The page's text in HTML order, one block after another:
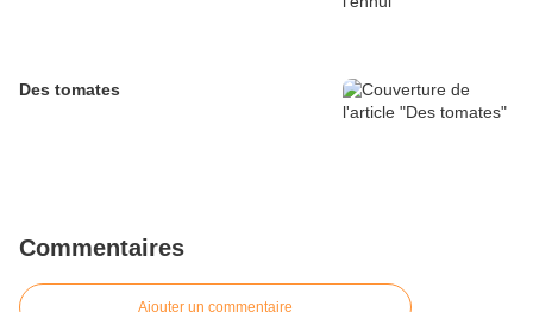
Des tomates
Commentaires
Ajouter un commentaire